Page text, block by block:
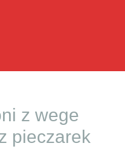
z wege
pieczarek